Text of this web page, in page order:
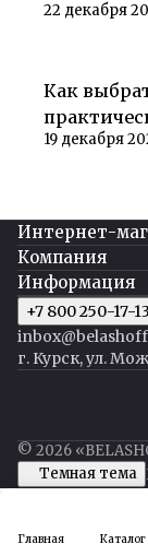
22 декабря
Советы
19 декабря
Как
Главная Каталог
Интернет-
Компания
Информация
+7 800 250-17-13
г. Курск, ул.
© 2026
Темная тема